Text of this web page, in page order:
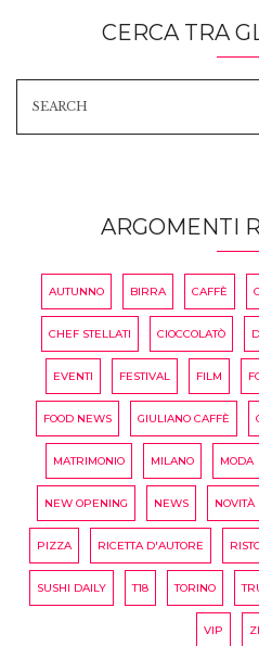
CERCA TRA
ARGOMENTI
AUTUNNO BIRRA CAFFÈ
CHEF STELLATI CIOCCOLATÒ
EVENTI FESTIVAL FILM
FOOD NEWS GIULIANO CAFFÈ
MATRIMONIO MILANO MODA
NEW OPENING NEWS NOVITÀ
PIZZA RICETTA D'AUTORE
SUSHI DAILY T18 TORINO
VIP